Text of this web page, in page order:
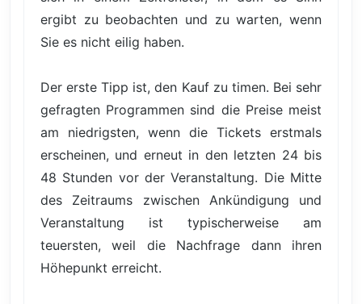
ergibt zu beobachten und zu warten, wenn
Sie es nicht eilig haben.
Der erste Tipp ist, den Kauf zu timen. Bei sehr
gefragten Programmen sind die Preise meist
am niedrigsten, wenn die Tickets erstmals
erscheinen, und erneut in den letzten 24 bis
48 Stunden vor der Veranstaltung. Die Mitte
des Zeitraums zwischen Ankündigung und
Veranstaltung ist typischerweise am
teuersten, weil die Nachfrage dann ihren
Höhepunkt erreicht.